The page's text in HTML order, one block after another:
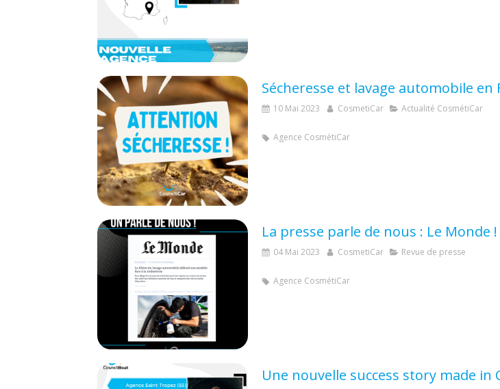
10 Mai 2023 CosmetiCar Actualité CosmétiCar
Agence CosmétiCar
La presse parle de nous : Le Monde !
04 Mai 2023 CosmetiCar Revue de presse
Agence CosmétiCar